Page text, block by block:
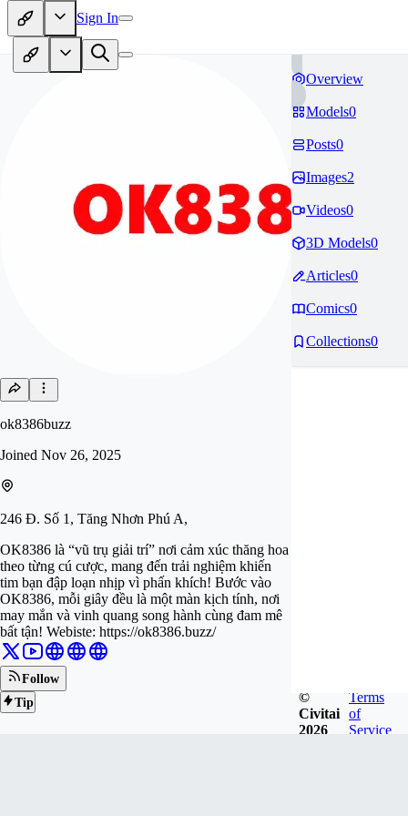
Sign In
ok8386buzz
Joined Nov 26, 2025
246 Đ. Số 1, Tăng Nhơn Phú A,
OK8386 là “vũ trụ giải trí” nơi cảm xúc thăng hoa
theo từng cú cược, mang đến trải nghiệm khiến
tim bạn đập loạn nhịp vì phấn khích! Bước vào
OK8386, mỗi giây đều là một màn kịch tính, nơi
may mắn và vinh quang song hành cùng đam mê
bất tận! Webiste: https://ok8386.buzz/
Follow
Tip
Overview
Models0
Posts0
Images2
Videos0
3D Models0
Articles0
Comics0
Collections0
©
Civitai
2026
Terms
of
Service